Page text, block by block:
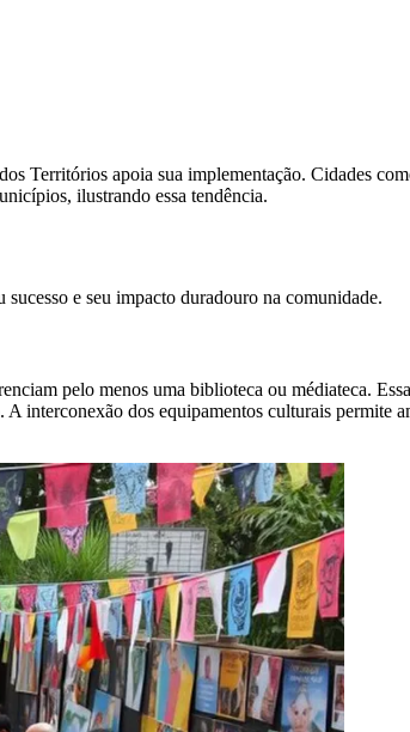
Territórios apoia sua implementação. Cidades
ilustrando essa tendência.
sucesso e seu impacto duradouro na comunidade.
pelo menos uma biblioteca ou médiateca.
interconexão dos equipamentos culturais permite